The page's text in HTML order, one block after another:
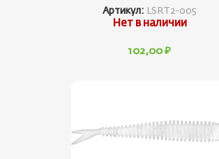
Артикул: LSRT2-005
Нет в наличии
102,00 ₽